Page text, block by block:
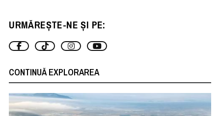
URMĂREȘTE-NE ȘI PE:
CONTINUĂ EXPLORAREA